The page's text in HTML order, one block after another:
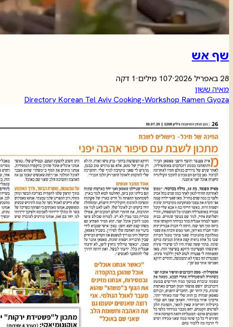
שף אש
28 באפריל 2026 ·107 מילים ·1 דקה
מאיה ששון
Directory Korean Tel AvivCooking-Workshop Ramen Gyoza